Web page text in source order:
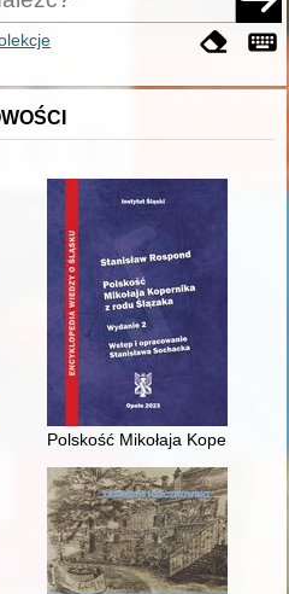
: prestiż finansowy i
Polskość Mikołaja Kopernika z